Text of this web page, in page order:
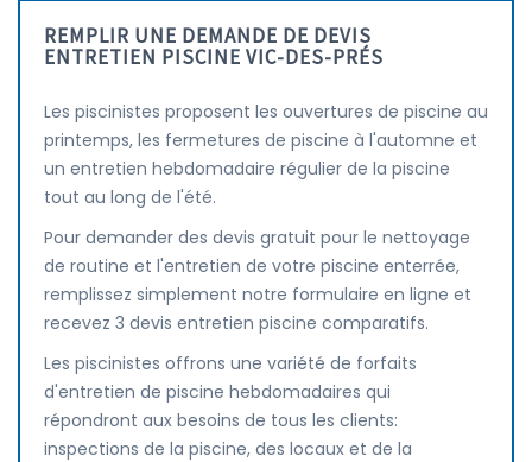
REMPLIR UNE DEMANDE DE DEVIS
ENTRETIEN PISCINE VIC-DES-PRÉS
Les piscinistes proposent les ouvertures de piscine au
printemps, les fermetures de piscine à l'automne et
un entretien hebdomadaire régulier de la piscine
tout au long de l'été.
Pour demander des devis gratuit pour le nettoyage
de routine et l'entretien de votre piscine enterrée,
remplissez simplement notre formulaire en ligne et
recevez 3 devis entretien piscine comparatifs.
Les piscinistes offrons une variété de forfaits
d'entretien de piscine hebdomadaires qui
répondront aux besoins de tous les clients:
inspections de la piscine, des locaux et de la